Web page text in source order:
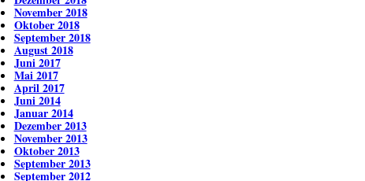
November 2018
Oktober 2018
September 2018
August 2018
Juni 2017
Mai 2017
April 2017
Juni 2014
Januar 2014
Dezember 2013
November 2013
Oktober 2013
September 2013
September 2012